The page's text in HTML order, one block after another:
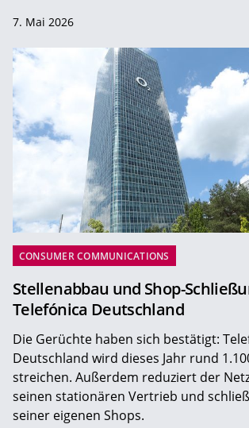
7. Mai 2026
CONSUMER COMMUNICATIONS
Stellenabbau und Shop-
Telefónica Deutschland
Die Gerüchte haben sich bestätigt:
Deutschland wird dieses Jahr rund
streichen. Außerdem reduziert der
seinen stationären Vertrieb und
seiner eigenen Shops.